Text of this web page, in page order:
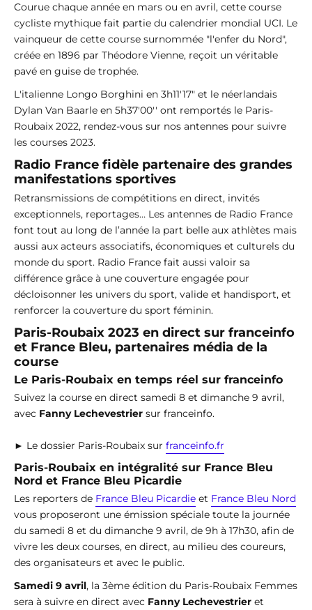
Courue chaque année en mars ou en avril, cette course
cycliste mythique fait partie du calendrier mondial UCI. Le
vainqueur de cette course surnommée "l'enfer du Nord",
créée en 1896 par Théodore Vienne, reçoit un véritable
pavé en guise de trophée.
L'italienne Longo Borghini en 3h11'17" et le néerlandais
Dylan Van Baarle en 5h37'00'' ont remportés le Paris-
Roubaix 2022, rendez-vous sur nos antennes pour suivre
les courses 2023.
Radio France fidèle partenaire des grandes
manifestations sportives
Retransmissions de compétitions en direct, invités
exceptionnels, reportages… Les antennes de Radio France
font tout au long de l’année la part belle aux athlètes mais
aussi aux acteurs associatifs, économiques et culturels du
monde du sport. Radio France fait aussi valoir sa
différence grâce à une couverture engagée pour
décloisonner les univers du sport, valide et handisport, et
renforcer la couverture du sport féminin.
Paris-Roubaix 2023 en direct sur franceinfo
et France Bleu, partenaires média de la
course
Le Paris-Roubaix en temps réel sur franceinfo
Suivez la course en direct samedi 8 et dimanche 9 avril,
avec Fanny Lechevestrier sur franceinfo.
► Le dossier Paris-Roubaix sur franceinfo.fr
Paris-Roubaix en intégralité sur France Bleu
Nord et France Bleu Picardie
Les reporters de France Bleu Picardie et France Bleu Nord
vous proposeront une émission spéciale toute la journée
du samedi 8 et du dimanche 9 avril, de 9h à 17h30, afin de
vivre les deux courses, en direct, au milieu des coureurs,
des organisateurs et avec le public.
Samedi 9 avril, la 3ème édition du Paris-Roubaix Femmes
sera à suivre en direct avec Fanny Lechevestrier et